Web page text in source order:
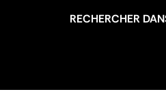
RECHERCHER